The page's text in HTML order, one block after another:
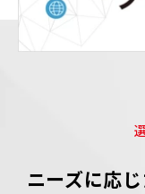
ニーズに応